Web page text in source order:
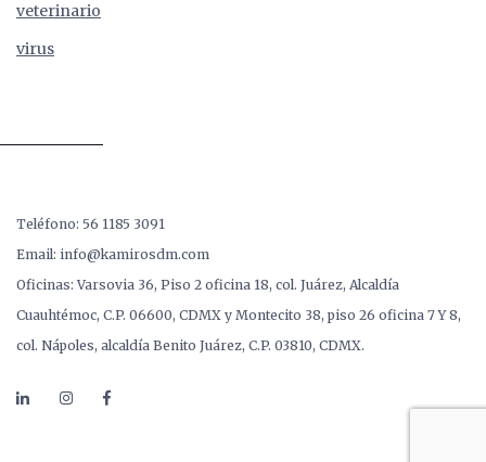
veterinario
virus
Teléfono: 56 1185 3091
Email: info@kamirosdm.com
Oficinas: Varsovia 36, Piso 2 oficina 18, col. Juárez, Alcaldía
Cuauhtémoc, C.P. 06600, CDMX y Montecito 38, piso 26 oficina 7 Y 8,
col. Nápoles, alcaldía Benito Juárez, C.P. 03810, CDMX.